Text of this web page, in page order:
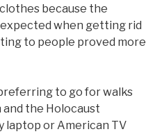
because the
when getting rid
to people proved more
to go for walks
the Holocaust
laptop or American TV